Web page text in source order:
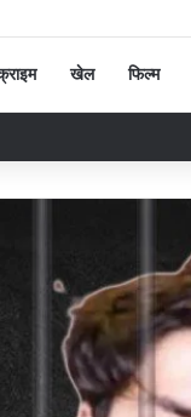
खेल फिल्म